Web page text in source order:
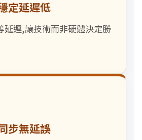
定延遲低
延遲,讓技術而非硬體決定勝
步無延誤